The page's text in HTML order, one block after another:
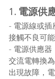
1. 電源供
- 電源線或插
接觸不良可
- 電源供應器
交流電轉換
出現故障，